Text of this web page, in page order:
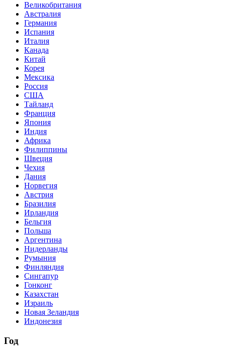
Великобритания
Австралия
Германия
Испания
Италия
Канада
Китай
Корея
Мексика
Россия
США
Тайланд
Франция
Япония
Индия
Африка
Филиппины
Швеция
Чехия
Дания
Норвегия
Австрия
Бразилия
Ирландия
Бельгия
Польша
Аргентина
Нидерланды
Румыния
Финляндия
Сингапур
Гонконг
Казахстан
Израиль
Новая Зеландия
Индонезия
Год